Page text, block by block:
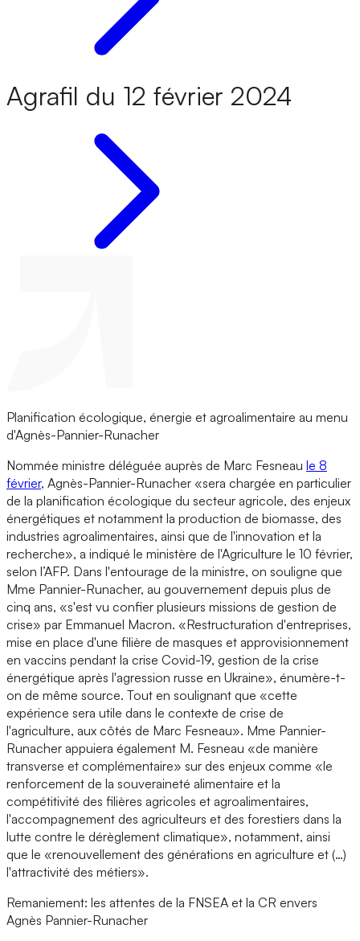
Agrafil du 12 février 2024
Planification écologique, énergie et agroalimentaire au menu
d'Agnès-Pannier-Runacher
Nommée ministre déléguée auprès de Marc Fesneau le 8
février, Agnès-Pannier-Runacher «sera chargée en particulier
de la planification écologique du secteur agricole, des enjeux
énergétiques et notamment la production de biomasse, des
industries agroalimentaires, ainsi que de l'innovation et la
recherche», a indiqué le ministère de l'Agriculture le 10 février,
selon l’AFP. Dans l'entourage de la ministre, on souligne que
Mme Pannier-Runacher, au gouvernement depuis plus de
cinq ans, «s'est vu confier plusieurs missions de gestion de
crise» par Emmanuel Macron. «Restructuration d'entreprises,
mise en place d'une filière de masques et approvisionnement
en vaccins pendant la crise Covid-19, gestion de la crise
énergétique après l'agression russe en Ukraine», énumère-t-
on de même source. Tout en soulignant que «cette
expérience sera utile dans le contexte de crise de
l'agriculture, aux côtés de Marc Fesneau». Mme Pannier-
Runacher appuiera également M. Fesneau «de manière
transverse et complémentaire» sur des enjeux comme «le
renforcement de la souveraineté alimentaire et la
compétitivité des filières agricoles et agroalimentaires,
l'accompagnement des agriculteurs et des forestiers dans la
lutte contre le dérèglement climatique», notamment, ainsi
que le «renouvellement des générations en agriculture et (…)
l'attractivité des métiers».
Remaniement: les attentes de la FNSEA et la CR envers
Agnès Pannier-Runacher